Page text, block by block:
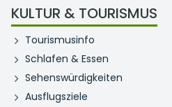
KULTUR & TOURISMUS
Tourismusinfo
Schlafen & Essen
Sehenswürdigkeiten
Ausflugsziele